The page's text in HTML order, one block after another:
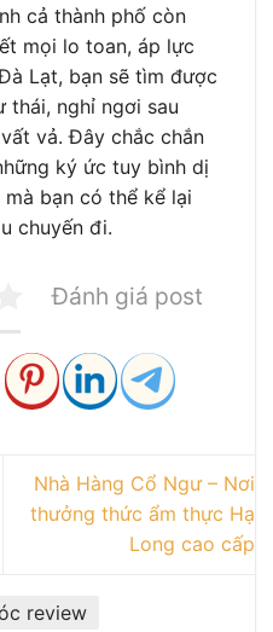
cả thành phố còn
mọi lo toan, áp lực
Lạt, bạn sẽ tìm được
thái, nghỉ ngơi sau
vả. Đây chắc chắn
ký ức tuy bình dị
bạn có thể kể lại
chuyến đi.
Đánh giá post
Nhà Hàng Cổ Ngư – Nơi
thưởng thức ẩm thực Hạ
Long cao cấp
review